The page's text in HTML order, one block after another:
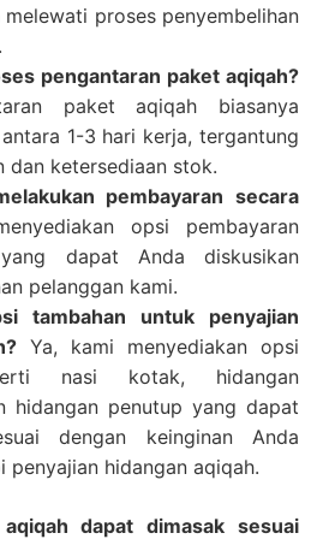
proses penyembelihan
pengantaran paket aqiqah?
paket aqiqah biasanya
1-3 hari kerja, tergantung
dan ketersediaan stok.
pembayaran secara
opsi pembayaran
dapat Anda diskusikan
pelanggan kami.
tambahan untuk penyajian
Ya, kami menyediakan opsi
nasi kotak, hidangan
hidangan penutup yang dapat
dengan keinginan Anda
penyajian hidangan aqiqah.
dapat dimasak sesuai